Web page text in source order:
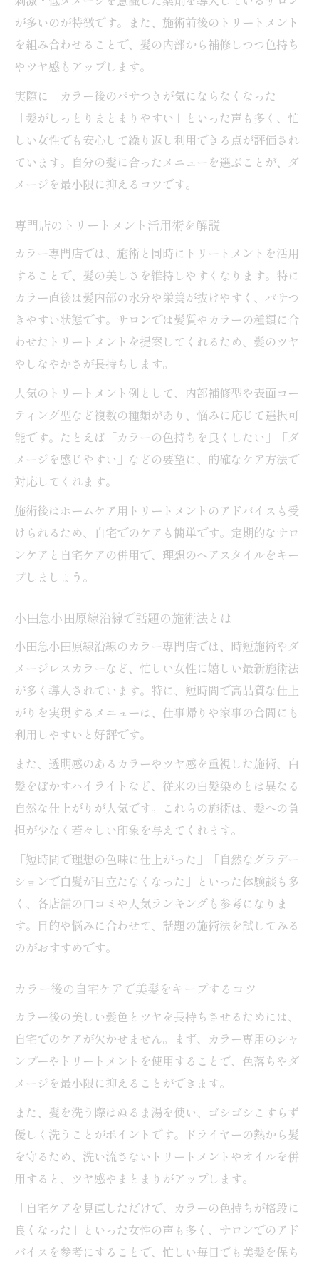
が多いのが特徴です。また、施術前後のトリートメント
を組み合わせることで、髪の内部から補修しつつ色持ち
やツヤ感もアップします。
実際に「カラー後のパサつきが気にならなくなった」
「髪がしっとりまとまりやすい」といった声も多く、忙
しい女性でも安心して繰り返し利用できる点が評価され
ています。自分の髪に合ったメニューを選ぶことが、ダ
メージを最小限に抑えるコツです。
専門店のトリートメント活用術を解説
カラー専門店では、施術と同時にトリートメントを活用
することで、髪の美しさを維持しやすくなります。特に
カラー直後は髪内部の水分や栄養が抜けやすく、パサつ
きやすい状態です。サロンでは髪質やカラーの種類に合
わせたトリートメントを提案してくれるため、髪のツヤ
やしなやかさが長持ちします。
人気のトリートメント例として、内部補修型や表面コー
ティング型など複数の種類があり、悩みに応じて選択可
能です。たとえば「カラーの色持ちを良くしたい」「ダ
メージを感じやすい」などの要望に、的確なケア方法で
対応してくれます。
施術後はホームケア用トリートメントのアドバイスも受
けられるため、自宅でのケアも簡単です。定期的なサロ
ンケアと自宅ケアの併用で、理想のヘアスタイルをキー
プしましょう。
小田急小田原線沿線で話題の施術法とは
小田急小田原線沿線のカラー専門店では、時短施術やダ
メージレスカラーなど、忙しい女性に嬉しい最新施術法
が多く導入されています。特に、短時間で高品質な仕上
がりを実現するメニューは、仕事帰りや家事の合間にも
利用しやすいと好評です。
また、透明感のあるカラーやツヤ感を重視した施術、白
髪をぼかすハイライトなど、従来の白髪染めとは異なる
自然な仕上がりが人気です。これらの施術は、髪への負
担が少なく若々しい印象を与えてくれます。
「短時間で理想の色味に仕上がった」「自然なグラデー
ションで白髪が目立たなくなった」といった体験談も多
く、各店舗の口コミや人気ランキングも参考になりま
す。目的や悩みに合わせて、話題の施術法を試してみる
のがおすすめです。
カラー後の自宅ケアで美髪をキープするコツ
カラー後の美しい髪色とツヤを長持ちさせるためには、
自宅でのケアが欠かせません。まず、カラー専用のシャ
ンプーやトリートメントを使用することで、色落ちやダ
メージを最小限に抑えることができます。
また、髪を洗う際はぬるま湯を使い、ゴシゴシこすらず
優しく洗うことがポイントです。ドライヤーの熱から髪
を守るため、洗い流さないトリートメントやオイルを併
用すると、ツヤ感やまとまりがアップします。
「自宅ケアを見直しただけで、カラーの色持ちが格段に
良くなった」といった女性の声も多く、サロンでのアド
バイスを参考にすることで、忙しい毎日でも美髪を保ち